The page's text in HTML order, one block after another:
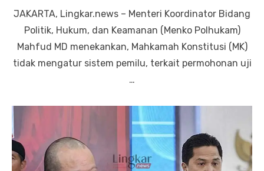
JAKARTA, Lingkar.news – Menteri Koordinator Bidang
Politik, Hukum, dan Keamanan (Menko Polhukam)
Mahfud MD menekankan, Mahkamah Konstitusi (MK)
tidak mengatur sistem pemilu, terkait permohonan uji
…